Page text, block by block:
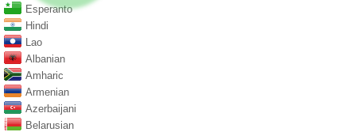
Esperanto
Hindi
Lao
Albanian
Amharic
Armenian
Azerbaijani
Belarusian